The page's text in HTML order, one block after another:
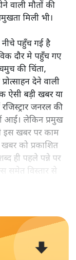
वाली मौतों की
मिली भी।
नीचे पहुँच गई है
दौर मे पहुँच गए
की चिंता,
देने वाली
ऐसी बड़ी खबर या
जनरल की
आई। लेकिन प्रमुख
इस खबर पर काम
को प्रकाशित
ही पहले पन्ने पर
समेत विस्तार से